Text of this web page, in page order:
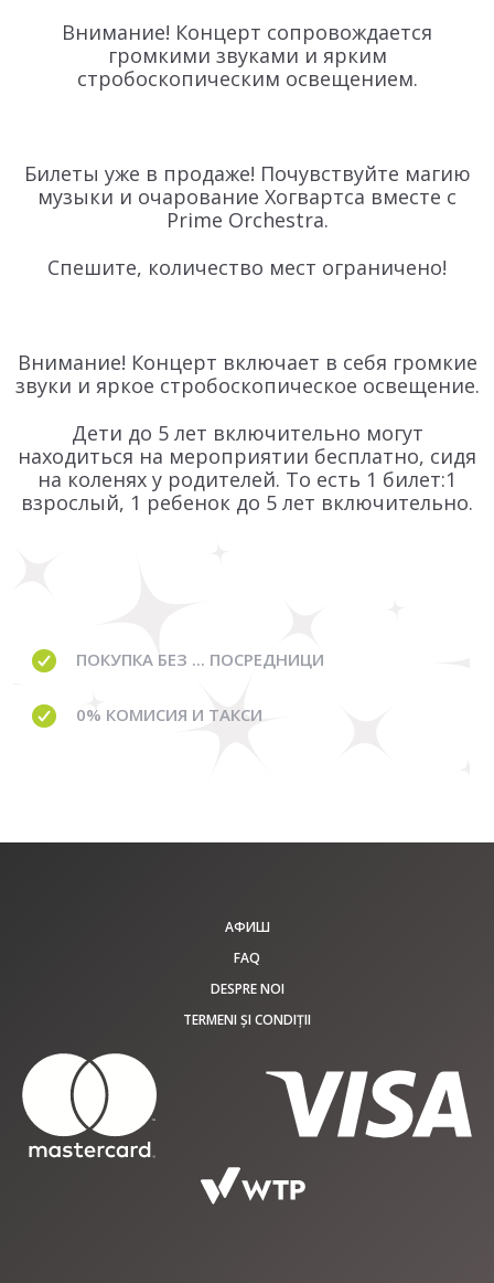
Внимание! Концерт сопровождается
громкими звуками и ярким
стробоскопическим освещением.
Билеты уже в продаже! Почувствуйте магию
музыки и очарование Хогвартса вместе с
Prime Orchestra.
Спешите, количество мест ограничено!
Внимание! Концерт включает в себя громкие
звуки и яркое стробоскопическое освещение.
Дети до 5 лет включительно могут
находиться на мероприятии бесплатно, сидя
на коленях у родителей. То есть 1 билет:1
взрослый, 1 ребенок до 5 лет включительно.
ПОКУПКА БЕЗ ... ПОСРЕДНИЦИ
0% КОМИСИЯ И ТАКСИ
АФИШ
FAQ
DESPRE NOI
TERMENI ȘI CONDIȚII